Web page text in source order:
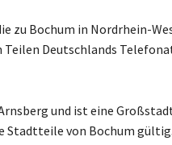
zu Bochum in Nordrhein-
Deutschlands
und ist eine
Stadtteile von Bochum